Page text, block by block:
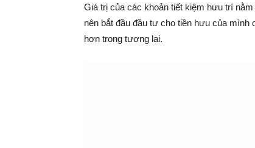
Giá trị của các khoản tiết kiệm hưu trí
nên bắt đầu đầu tư cho tiền hưu của
hơn trong tương lai.